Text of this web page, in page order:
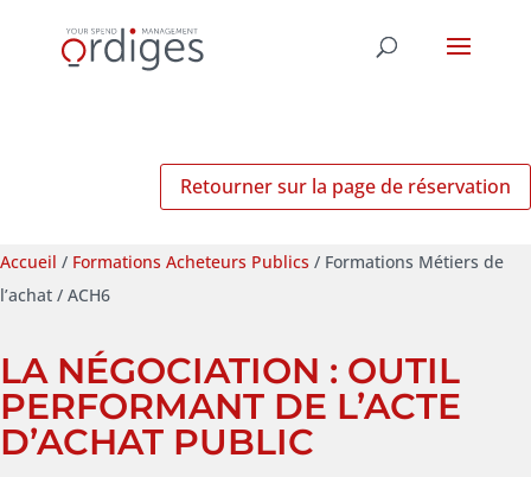
Retourner sur la page de réservation
Accueil / Formations Acheteurs Publics / Formations Métiers de
l’achat / ACH6
LA NÉGOCIATION : OUTIL
PERFORMANT DE L’ACTE
D’ACHAT PUBLIC